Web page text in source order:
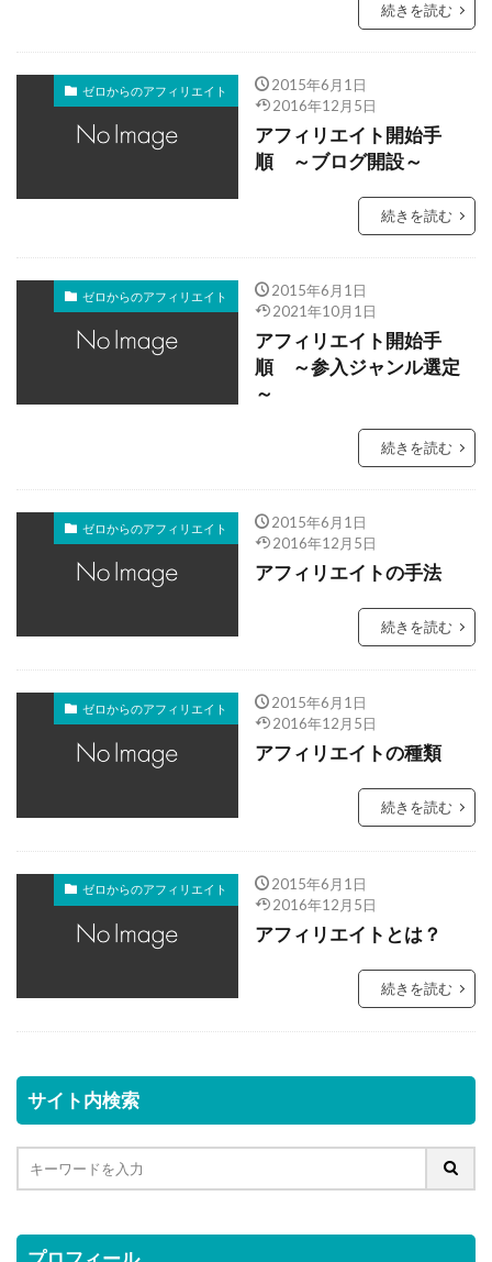
続きを読む
ゼロからのアフィリエイト
2015年6月1日
2016年12月5日
アフィリエイト開始手
順 ～ブログ開設～
続きを読む
ゼロからのアフィリエイト
2015年6月1日
2021年10月1日
アフィリエイト開始手
順 ～参入ジャンル選定
～
続きを読む
ゼロからのアフィリエイト
2015年6月1日
2016年12月5日
アフィリエイトの手法
続きを読む
ゼロからのアフィリエイト
2015年6月1日
2016年12月5日
アフィリエイトの種類
続きを読む
ゼロからのアフィリエイト
2015年6月1日
2016年12月5日
アフィリエイトとは？
続きを読む
サイト内検索